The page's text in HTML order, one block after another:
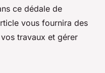
ce dédale de
vous fournira des
travaux et gérer